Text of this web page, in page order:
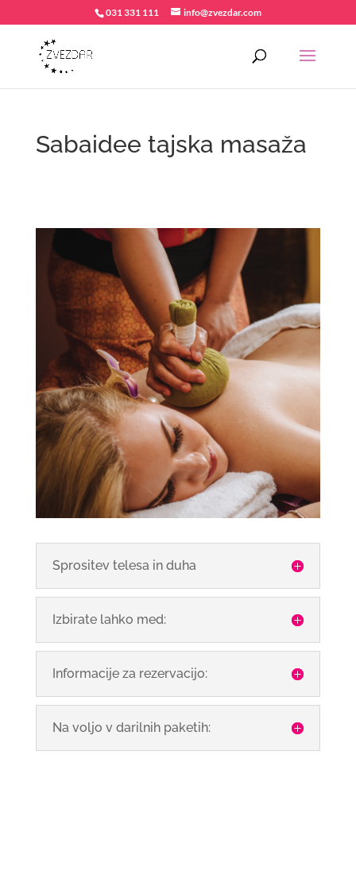
031 331 111 info@zvezdar.com
Sabaidee tajska masaža
Sprositev telesa in duha
Izbirate lahko med:
Informacije za rezervacijo:
Na voljo v darilnih paketih: